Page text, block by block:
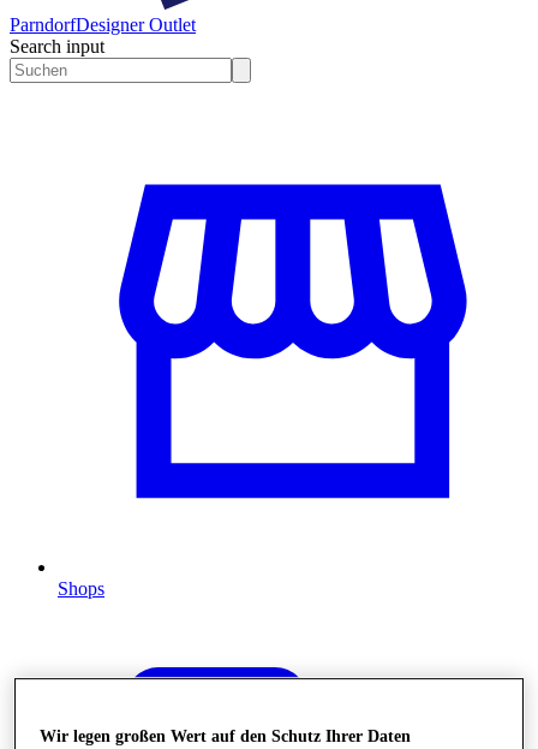
ParndorfDesigner Outlet
Search input
Shops
Wir legen großen Wert auf den Schutz Ihrer Daten